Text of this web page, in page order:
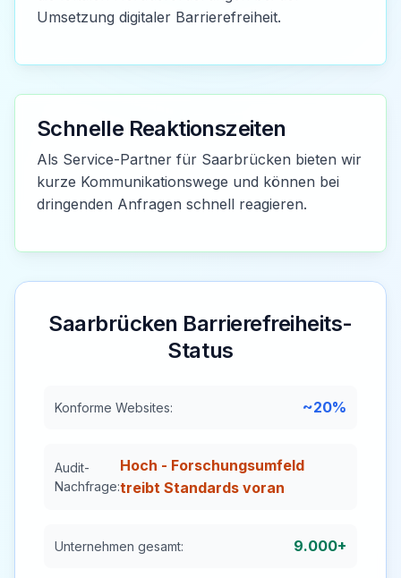
Umsetzung digitaler Barrierefreiheit.
Schnelle Reaktionszeiten
Als Service-Partner für Saarbrücken bieten wir
kurze Kommunikationswege und können bei
dringenden Anfragen schnell reagieren.
Saarbrücken Barrierefreiheits-
Status
Konforme Websites: ~20%
Audit-
Nachfrage:
Hoch - Forschungsumfeld
treibt Standards voran
Unternehmen gesamt: 9.000+